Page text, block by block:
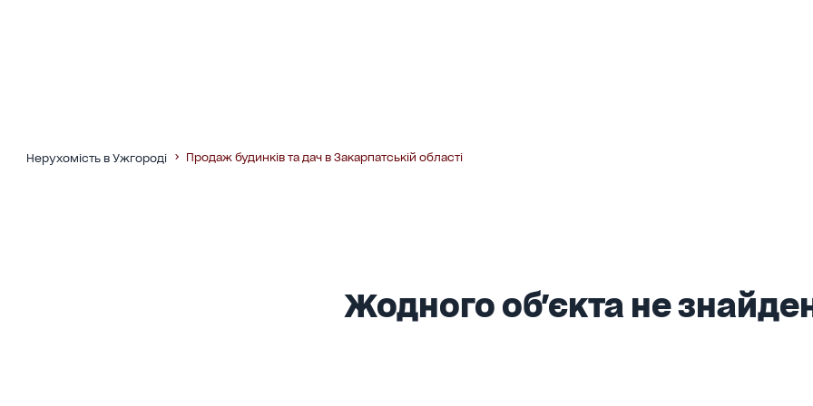
Нерухомість в Ужгороді Продаж будинків та дач в Закарпатській області
Жодного об'єкта не